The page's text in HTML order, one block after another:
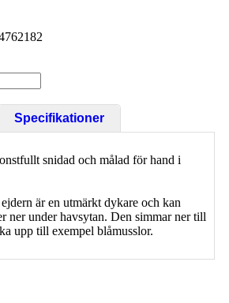
Specifikationer
snidad och målad för hand i
är en utmärkt dykare och kan
ner under havsytan. Den simmar ner till
upp till exempel blåmusslor.